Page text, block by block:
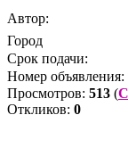
Автор:
Город
Срок подачи:
Номер объявления:
Просмотров: 513 (
Откликов: 0